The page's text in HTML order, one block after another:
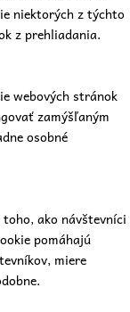
niektorých z týchto
z prehliadania.
webových stránok
zamýšľaným
osobné
ako návštevníci
pomáhajú
miere